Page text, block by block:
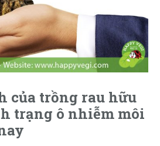
của trồng rau hữu
trạng ô nhiễm môi